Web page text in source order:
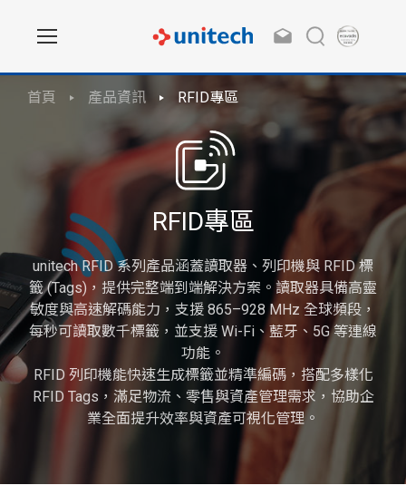
首頁 產品資訊 RFID專區
RFID專區
unitech RFID 系列產品涵蓋讀取器、列印機與 RFID 標
籤 (Tags)，提供完整端到端解決方案。讀取器具備高靈
敏度與高速解碼能力，支援 865–928 MHz 全球頻段，
每秒可讀取數千標籤，並支援 Wi-Fi、藍牙、5G 等連線
功能。
RFID 列印機能快速生成標籤並精準編碼，搭配多樣化
RFID Tags，滿足物流、零售與資產管理需求，協助企
業全面提升效率與資產可視化管理。